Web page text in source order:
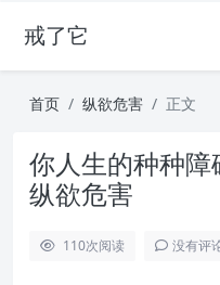
戒了它
首页 纵欲危害 正文
你人生的种种
纵欲危害
110次阅读 没有评